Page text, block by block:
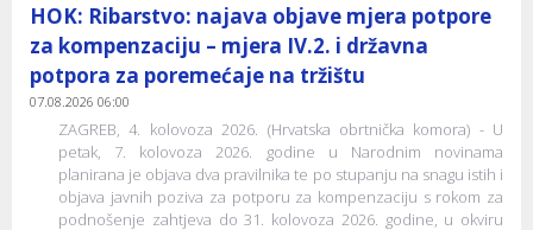
HOK: Ribarstvo: najava objave mjera potpore
za kompenzaciju – mjera IV.2. i državna
potpora za poremećaje na tržištu
07.08.2026 06:00
ZAGREB, 4. kolovoza 2026. (Hrvatska obrtnička komora) - U
petak, 7. kolovoza 2026. godine u Narodnim novinama
planirana je objava dva pravilnika te po stupanju na snagu istih i
objava javnih poziva za potporu za kompenzaciju s rokom za
podnošenje zahtjeva do 31. kolovoza 2026. godine, u okviru